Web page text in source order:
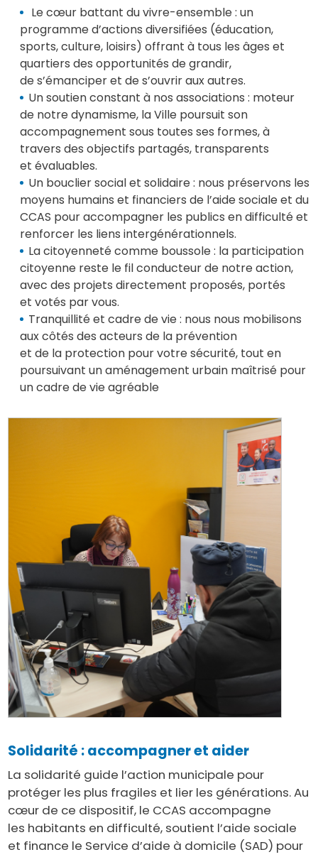
Le cœur battant du vivre-ensemble : un
programme d’actions diversifiées (éducation,
sports, culture, loisirs) offrant à tous les âges et
quartiers des opportunités de grandir,
de s’émanciper et de s’ouvrir aux autres.
Un soutien constant à nos associations : moteur
de notre dynamisme, la Ville poursuit son
accompagnement sous toutes ses formes, à
travers des objectifs partagés, transparents
et évaluables.
Un bouclier social et solidaire : nous préservons les
moyens humains et financiers de l’aide sociale et du
CCAS pour accompagner les publics en difficulté et
renforcer les liens intergénérationnels.
La citoyenneté comme boussole : la participation
citoyenne reste le fil conducteur de notre action,
avec des projets directement proposés, portés
et votés par vous.
Tranquillité et cadre de vie : nous nous mobilisons
aux côtés des acteurs de la prévention
et de la protection pour votre sécurité, tout en
poursuivant un aménagement urbain maîtrisé pour
un cadre de vie agréable
Solidarité : accompagner et aider
La solidarité guide l’action municipale pour
protéger les plus fragiles et lier les générations. Au
cœur de ce dispositif, le CCAS accompagne
les habitants en difficulté, soutient l’aide sociale
et finance le Service d’aide à domicile (SAD) pour